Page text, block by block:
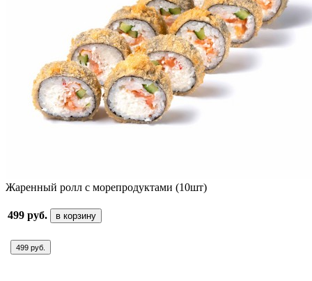
Жаренный ролл с морепродуктами (10шт)
499 руб. в корзину
499 руб.